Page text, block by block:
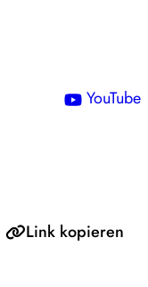
YouTube
Link kopieren